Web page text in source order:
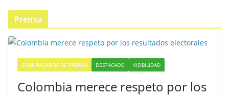
Prensa
COMUNICADOS DE PRENSA DESTACADO VISIBILIDAD
Colombia merece respeto por los